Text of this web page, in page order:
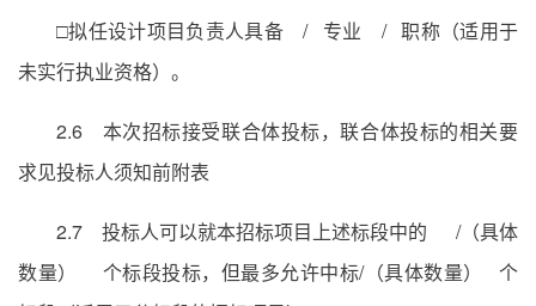
□拟任设计项目负责人具备 / 专业 / 职称（适用于
未实行执业资格）。
2.6 本次招标接受联合体投标，联合体投标的相关要
求见投标人须知前附表
2.7 投标人可以就本招标项目上述标段中的 /（具体
数量） 个标段投标，但最多允许中标/（具体数量） 个